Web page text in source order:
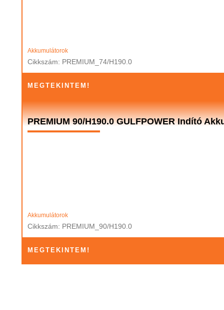
Akkumulátorok
Cikkszám: PREMIUM_74/H190.0
MEGTEKINTEM!
PREMIUM 90/H190.0 GULFPOWER Indító
Akkumulátorok
Cikkszám: PREMIUM_90/H190.0
MEGTEKINTEM!